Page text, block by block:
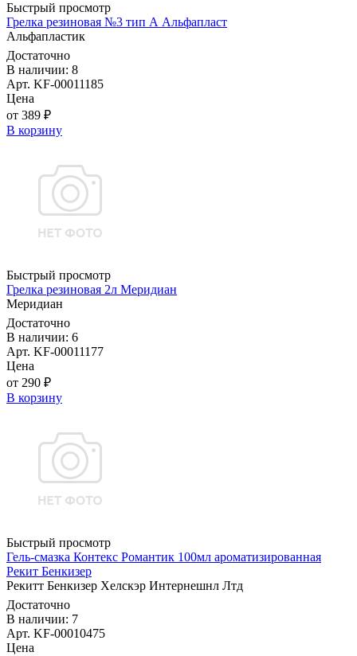
Быстрый просмотр
Грелка резиновая №3 тип А Альфапласт
Альфапластик
Достаточно
В наличии: 8
Арт. KF-00011185
Цена
от 389 ₽
В корзину
Быстрый просмотр
Грелка резиновая 2л Меридиан
Меридиан
Достаточно
В наличии: 6
Арт. KF-00011177
Цена
от 290 ₽
В корзину
Быстрый просмотр
Гель-смазка Контекс Романтик 100мл ароматизированная
Рекит Бенкизер
Рекитт Бенкизер Хелскэр Интернешнл Лтд
Достаточно
В наличии: 7
Арт. KF-00010475
Цена